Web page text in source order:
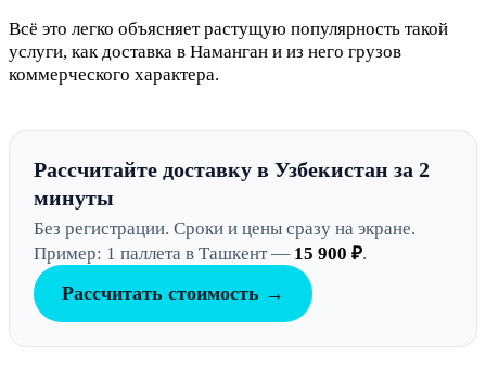
Всё это легко объясняет растущую популярность такой
услуги, как доставка в Наманган и из него грузов
коммерческого характера.
Рассчитайте доставку в Узбекистан за 2
минуты
Без регистрации. Сроки и цены сразу на экране.
Пример: 1 паллета в Ташкент — 15 900 ₽.
Рассчитать стоимость →